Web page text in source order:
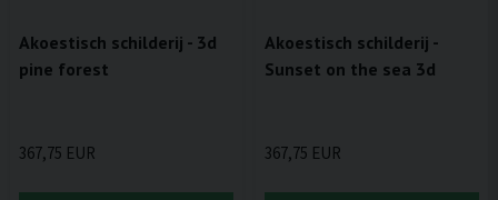
Akoestisch schilderij - 3d
pine forest
367,75 EUR
Akoestisch schilderij -
Sunset on the sea 3d
367,75 EUR